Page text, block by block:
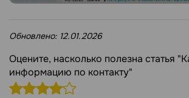
Обновлено: 12.01.2026
Оцените, насколько полезна статья
информацию по контакту"